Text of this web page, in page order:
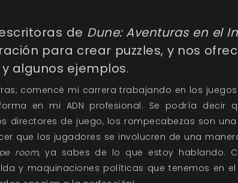
de Dune: Aventuras en el
para crear puzzles, y nos
algunos ejemplos.
comencé mi carrera trabajando en los
en mi ADN profesional. Se podría decir
directores de juego, los rompecabezas son
que los jugadores se involucren de una
room,ya sabes de lo que estoy hablando.
y maquinaciones políticas que tenemos en el